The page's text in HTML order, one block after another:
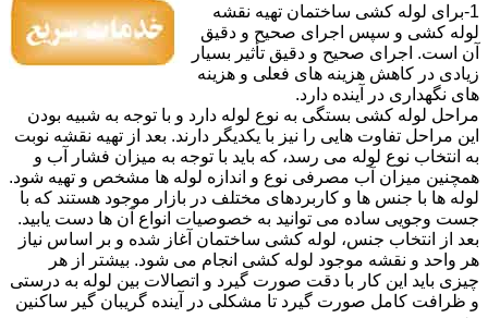
1-برای لوله کشی ساختمان تهیه نقشه
لوله کشی و سپس اجرای صحیح و دقیق
آن است. اجرای صحیح و دقیق تأثیر بسیار
زیادی در کاهش هزینه های فعلی و هزینه
های نگهداری در آینده دارد.
مراحل لوله کشی بستگی به نوع لوله دارد و با توجه به شبیه بودن
این مراحل تفاوت هایی را نیز با یکدیگر دارند. بعد از تهیه نقشه نوبت
به انتخاب نوع لوله می رسد، که باید با توجه به میزان فشار آب و
همچنین میزان آب مصرفی نوع و اندازه لوله ها مشخص و تهیه شود.
لوله ها با جنس ها و کاربردهای مختلف در بازار موجود هستند که با
جست وجویی ساده می توانید به خصوصیات انواع آن ها دست یابید.
بعد از انتخاب جنس، لوله کشی ساختمان آغاز شده و بر اساس نیاز
هر واحد و نقشه موجود لوله کشی انجام می شود. بیشتر از هر
چیزی باید این کار با دقت صورت گیرد و اتصالات بین لوله به درستی
و ظرافت کامل صورت گیرد تا مشکلی در آینده گریبان گیر ساکنین